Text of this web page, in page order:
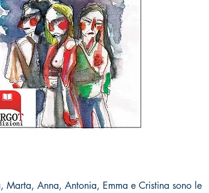
Marta, Anna, Antonia, Emma e Cristina sono le